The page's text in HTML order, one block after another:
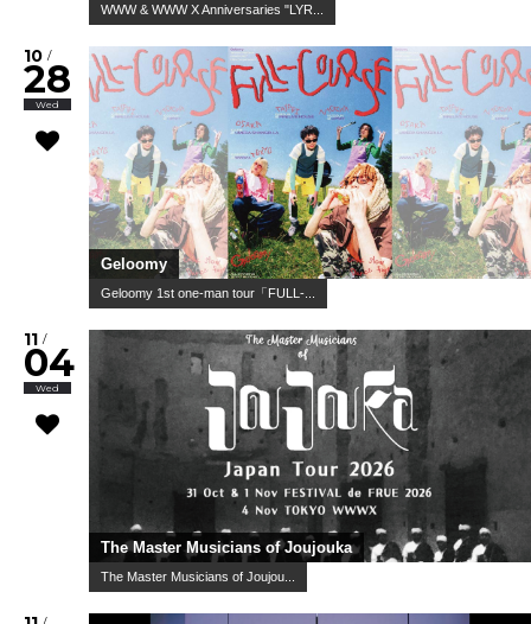
WWW & WWW X Anniversaries "LYR...
10 /
28
Wed
Geloomy
Geloomy 1st one-man tour「FULL-...
11 /
04
Wed
The Master Musicians of Joujouka
The Master Musicians of Joujou...